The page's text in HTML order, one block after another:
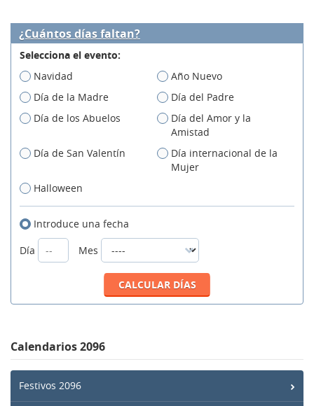
¿Cuántos días faltan?
Selecciona el evento:
Navidad
Año Nuevo
Día de la Madre
Día del Padre
Día de los Abuelos
Día del Amor y la
Amistad
Día de San Valentín
Día internacional de la
Mujer
Halloween
Introduce una fecha
Día
Mes
Calendarios 2096
Festivos 2096